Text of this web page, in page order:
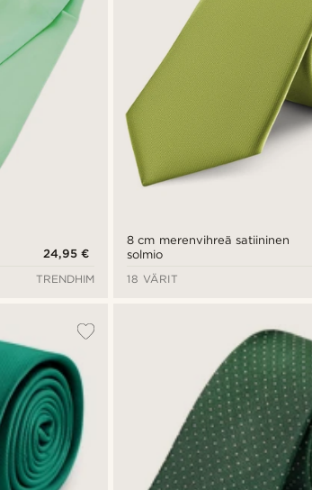
24,95 €
TRENDHIM
8 cm merenvihreä satiininen
solmio
18 VÄRIT